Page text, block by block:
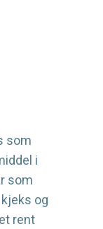
som
i
som
og
rent